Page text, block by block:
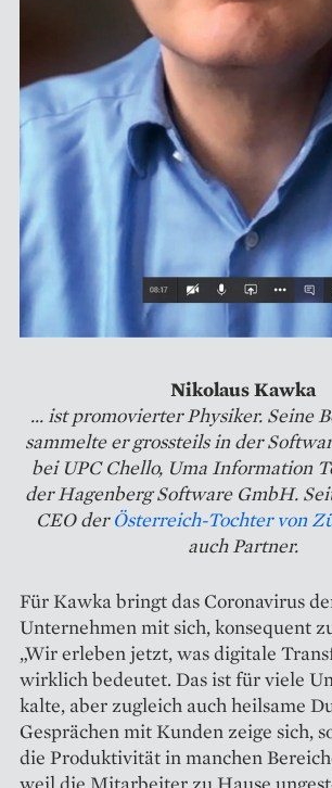
Nikolaus Kawka
... ist promovierter Physiker. Seine
sammelte er grossteils in der
bei UPC Chello, Uma Information
der Hagenberg Software GmbH.
CEO derÖsterreich-Tochter von
auch Partner.
Für Kawka bringt das Coronavirus
Unternehmen mit sich, konsequent
„Wir erleben jetzt, was digitale
wirklich bedeutet. Das ist für viele
kalte, aber zugleich auch heilsame
Gesprächen mit Kunden zeige sich,
die Produktivität in manchen